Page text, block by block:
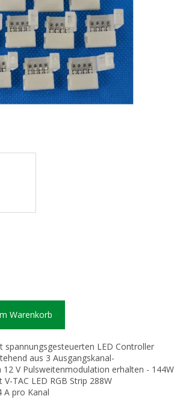
Warenkorb
spannungsgesteuerten LED Controller
aus 3 Ausgangskanal-
12 V Pulsweitenmodulation erhalten - 144W
TAC LED RGB Strip 288W
A pro Kanal